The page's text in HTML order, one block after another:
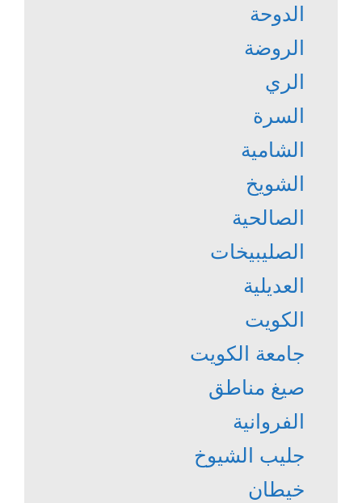
الدوحة
الروضة
الري
السرة
الشامية
الشويخ
الصالحية
الصليبيخات
العديلية
الكويت
جامعة الكويت
صيغ مناطق
الفروانية
جليب الشيوخ
خيطان